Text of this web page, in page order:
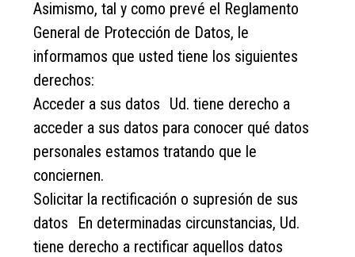
Asimismo, tal y como prevé el Reglamento
General de Protección de Datos, le
informamos que usted tiene los siguientes
derechos:
Acceder a sus datos Ud. tiene derecho a
acceder a sus datos para conocer qué datos
personales estamos tratando que le
conciernen.
Solicitar la rectificación o supresión de sus
datos En determinadas circunstancias, Ud.
tiene derecho a rectificar aquellos datos